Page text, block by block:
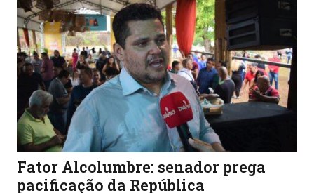
Fator Alcolumbre: senador prega
pacificação da República